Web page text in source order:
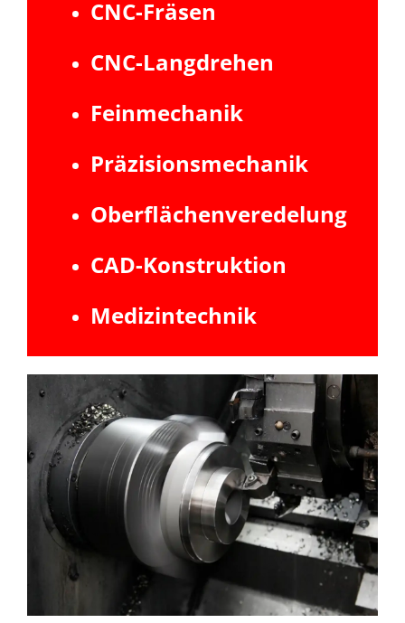
CNC-Fräsen
CNC-Langdrehen
Feinmechanik
Präzisionsmechanik
Oberflächenveredelung
CAD-Konstruktion
Medizintechnik